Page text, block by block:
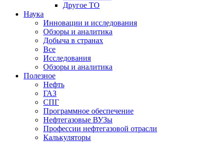
Другое ТО
Наука
Инновации и исследования
Обзоры и аналитика
Добыча в странах
Все
Исследования
Обзоры и аналитика
Полезное
Нефть
ГАЗ
СПГ
Программное обеспечение
Нефтегазовые ВУЗы
Профессии нефтегазовой отрасли
Калькуляторы